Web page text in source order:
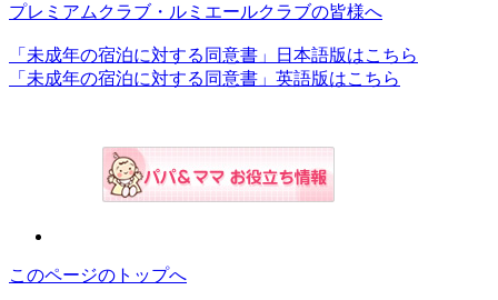
プレミアムクラブ・ルミエールクラブの皆様へ
「未成年の宿泊に対する同意書」日本語版はこちら
「未成年の宿泊に対する同意書」英語版はこちら
このページのトップへ